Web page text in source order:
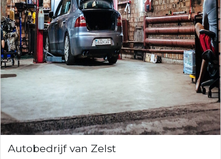
Autobedrijf van Zelst